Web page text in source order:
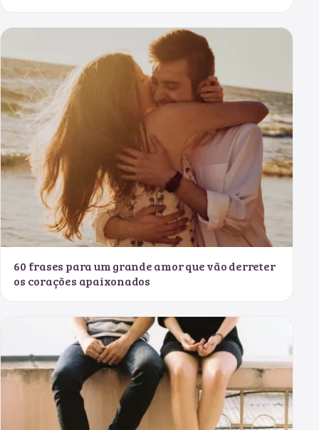
60 frases para um grande amor que vão derreter
os corações apaixonados